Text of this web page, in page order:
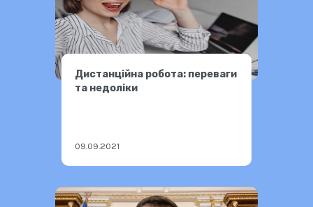
Дистанційна робота: переваги
та недоліки
09.09.2021